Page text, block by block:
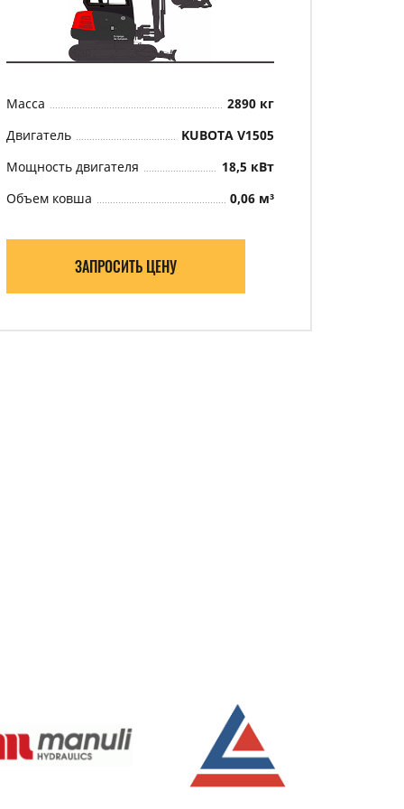
Масса
2890 кг
Двигатель
KUBOTA V1505
Мощность двигателя
18,5 кВт
Объем ковша
0,06 м³
ЗАПРОСИТЬ ЦЕНУ